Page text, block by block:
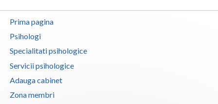
Prima pagina
Psihologi
Specialitati psihologice
Servicii psihologice
Adauga cabinet
Zona membri